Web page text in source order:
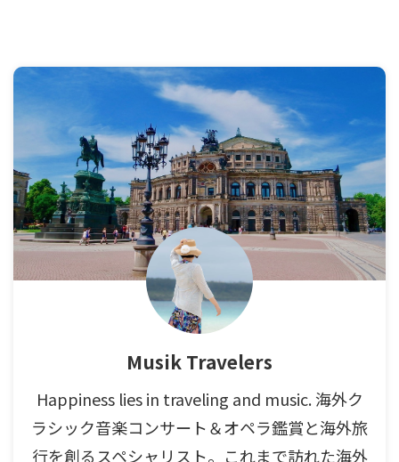
Musik Travelers
Happiness lies in traveling and music. 海外ク
ラシック音楽コンサート＆オペラ鑑賞と海外旅
行を創るスペシャリスト。これまで訪れた海外